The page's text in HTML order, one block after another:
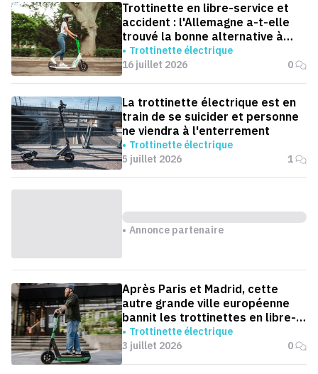
Trottinette en libre-service et
accident : l'Allemagne a-t-elle
trouvé la bonne alternative à
l'interdiction ?
Trottinette électrique
16 juillet 2026
0
La trottinette électrique est en
train de se suicider et personne
ne viendra à l'enterrement
Trottinette électrique
5 juillet 2026
1
Annonce partenaire
Après Paris et Madrid, cette
autre grande ville européenne
bannit les trottinettes en libre-
service
Trottinette électrique
3 juillet 2026
0